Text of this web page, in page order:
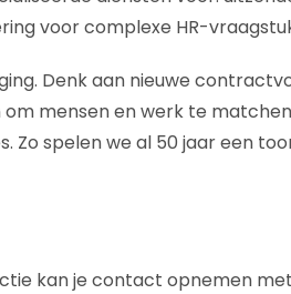
voor complexe HR-
Denk aan nieuwe
mensen en werk te
Zo spelen we al 50 jaar een
kan je contact opnemen